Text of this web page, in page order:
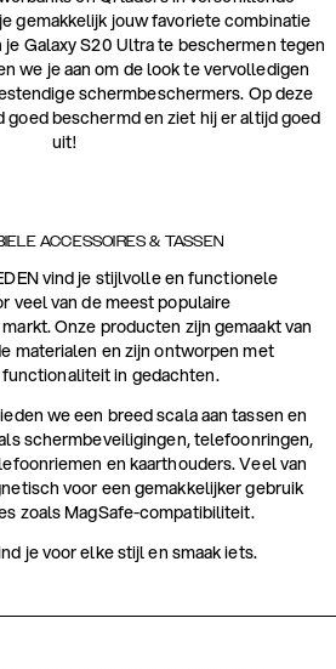
gemakkelijk jouw favoriete combinatie
je Galaxy S20 Ultra te beschermen tegen
we je aan om de look te vervolledigen
schermbeschermers. Op deze
beschermd en ziet hij er altijd goed
uit!
ACCESSOIRES & TASSEN
vind je stijlvolle en functionele
veel van de meest populaire
Onze producten zijn gemaakt van
materialen en zijn ontworpen met
in gedachten.
we een breed scala aan tassen en
schermbeveiligingen, telefoonringen,
en kaarthouders. Veel van
voor een gemakkelijker gebruik
zoals MagSafe-compatibiliteit.
je voor elke stijl en smaak iets.